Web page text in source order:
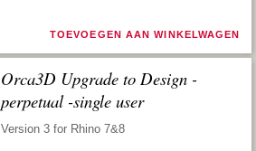
TOEVOEGEN AAN WINKELWAGEN
Orca3D Upgrade to Design -
perpetual -single user
Version 3 for Rhino 7&8